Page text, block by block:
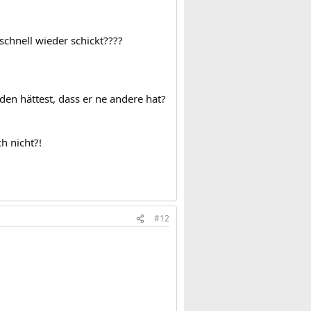
wieder schickt????
hättest, dass er ne andere hat?
nicht?!
#12